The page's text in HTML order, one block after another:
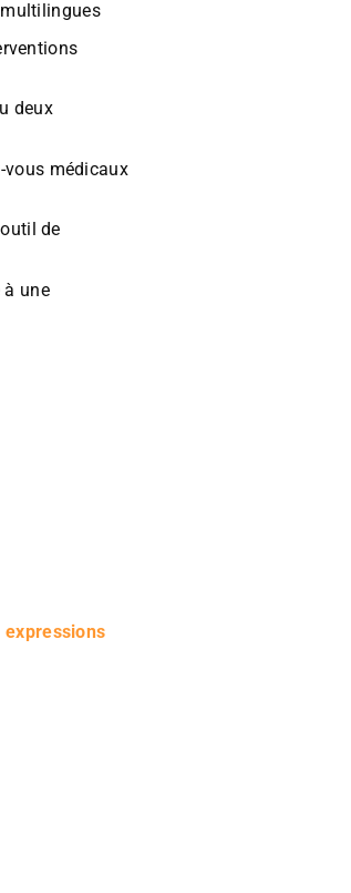
deux
vous médicaux
de
à une
attention
expressions